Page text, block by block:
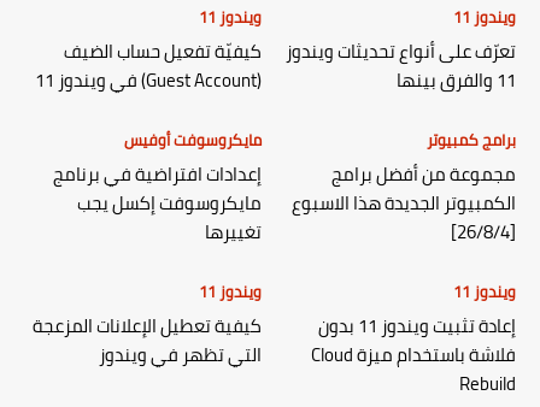
ويندوز 11
تعرّف على أنواع تحديثات ويندوز
11 والفرق بينها
ويندوز 11
كيفيّة تفعيل حساب الضيف
(Guest Account) في ويندوز 11
برامج كمبيوتر
مجموعة من أفضل برامج
الكمبيوتر الجديدة هذا الاسبوع
[26/8/4]
مايكروسوفت أوفيس
إعدادات افتراضية في برنامج
مايكروسوفت إكسل يجب
تغييرها
ويندوز 11
إعادة تثبيت ويندوز 11 بدون
فلاشة باستخدام ميزة Cloud
Rebuild
ويندوز 11
كيفية تعطيل الإعلانات المزعجة
التي تظهر في ويندوز